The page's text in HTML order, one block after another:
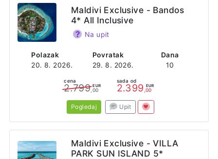
Adresa
Ziyaaraiy Magu Road
Maafushi 08090
Maldives
Polazak
20. 8. 2026.
Povratak
29. 8. 2026.
Dana
10
Maldivi Exclusive - Bandos
4* All Inclusive
Na upit
cena
2.799 EUR
,00
sada od
2.399 EUR
,00
Pogledaj Upit
Maldivi Exclusive - VILLA
PARK SUN ISLAND 5*